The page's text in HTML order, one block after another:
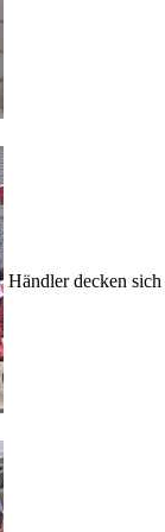
Händler decken